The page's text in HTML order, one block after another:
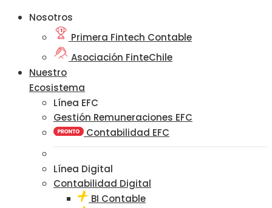
Nosotros
Primera Fintech Contable
Asociación FinteChile
Nuestro
Ecosistema
Línea EFC
Gestión Remuneraciones EFC
Contabilidad EFC
Línea Digital
Contabilidad Digital
BI Contable